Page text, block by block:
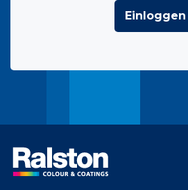
Einloggen